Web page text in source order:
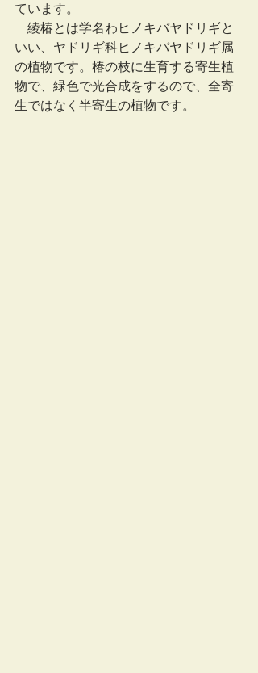
ています。
綾椿とは学名わヒノキバヤドリギと
いい、ヤドリギ科ヒノキバヤドリギ属
の植物です。椿の枝に生育する寄生植
物で、緑色で光合成をするので、全寄
生ではなく半寄生の植物です。